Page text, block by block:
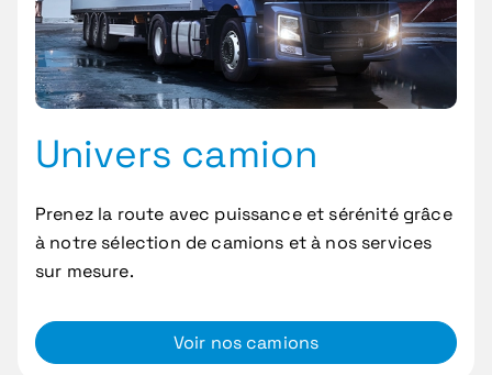
Univers camion
Prenez la route avec puissance et sérénité grâce
à notre sélection de camions et à nos services
sur mesure.
Voir nos camions